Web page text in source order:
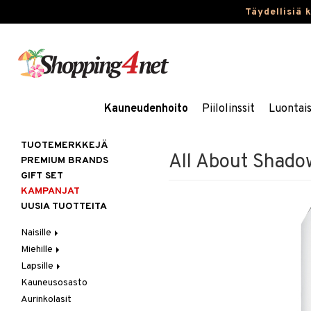
Täydellisiä
Kauneudenhoito Piilolinssit
All About
TUOTEMERKKEJÄ
PREMIUM BRANDS
GIFT SET
KAMPANJAT
UUSIA TUOTTEITA
Naisille
Hiukset
Gift Set
Harjat / Kammat
Hiuskuurit
Ihonhoito
Aurinkotuotteet
Erikoistuotteet
Korut
Kaulakorut
Kosmetiikka
Miehille
Hiukset
Hiustenlähtö
Hiusväri
Ihonhoito
Aurinkotuotteet
Parfyymit
Lapsille
Kosmetiikkalaukkuja
Kylpytuotteita
Kauneusosasto
Aurinkolasit